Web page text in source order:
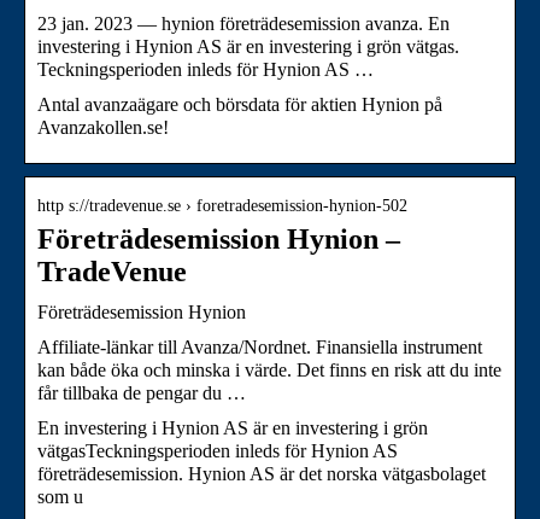
23 jan. 2023 — hynion företrädesemission avanza. En
investering i Hynion AS är en investering i grön vätgas.
Teckningsperioden inleds för Hynion AS …
Antal avanzaägare och börsdata för aktien Hynion på
Avanzakollen.se!
http s://tradevenue.se › foretradesemission-hynion-502
Företrädesemission Hynion –
TradeVenue
Företrädesemission Hynion
Affiliate-länkar till Avanza/Nordnet. Finansiella instrument
kan både öka och minska i värde. Det finns en risk att du inte
får tillbaka de pengar du …
En investering i Hynion AS är en investering i grön
vätgasTeckningsperioden inleds för Hynion AS
företrädesemission. Hynion AS är det norska vätgasbolaget
som u